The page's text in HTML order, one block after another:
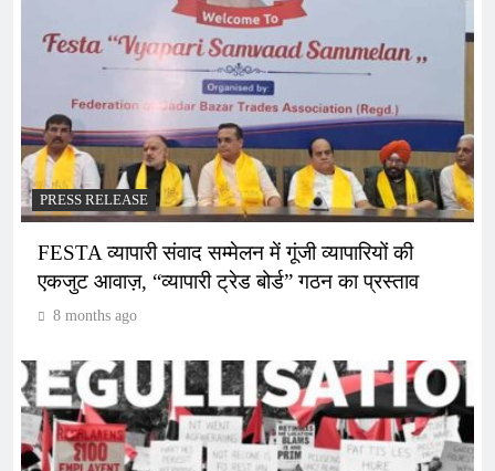
PRESS RELEASE
FESTA व्यापारी संवाद सम्मेलन में गूंजी व्यापारियों की
एकजुट आवाज़, “व्यापारी ट्रेड बोर्ड” गठन का प्रस्ताव
8 months ago